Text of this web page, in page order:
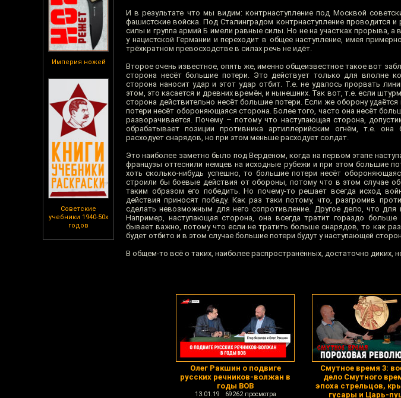
Империя ножей
Советские
учебники 1940-50х
годов
И в результате что мы видим: контрнаступление под Москвой
фашистские войска. Под Сталинградом контрнаступление проводится
силы и группа армий Б имели равные силы. Но не на участках прорыва,
у нацистской Германии и переходит в общее наступление, имея
трёхкратном превосходстве в силах речь не идёт.
Второе очень известное, опять же, именно общеизвестное такое вот
сторона несёт большие потери. Это действует только для вполне
сторона наносит удар и этот удар отбит. Т.е. не удалось прорвать
этом, это касается и древних времён, и нынешних. Так вот, т.е. если
сторона действительно несёт большие потери. Если же оборону
потери несёт обороняющаяся сторона. Более того, часто она несёт
разворачивается. Почему – потому что наступающая сторона,
обрабатывает позиции противника артиллерийским огнём, т.е.
расходует снарядов, но при этом меньше расходует солдат.
Это наиболее заметно было под Верденом, когда на первом этапе
французы оттеснили немцев на исходные рубежи и при этом большие
хоть сколько-нибудь успешно, то большие потери несёт
строили бы боевые действия от обороны, потому что в этом случае
таким образом его победить. Но почему-то решает всегда исход
действия приносят победу. Как раз таки потому, что, разгромив
сделать невозможным для него сопротивление. Другое дело, что
Например, наступающая сторона, она всегда тратит гораздо
бывает важно, потому что если не тратить больше снарядов, то как
будет отбито и в этом случае большие потери будут у наступающей
В общем-то всё о таких, наиболее распространённых, достаточно диких,
Олег Ракшин о подвиге
русских речников-волжан в
годы ВОВ
13.01.19 69262 просмотра
Смутное время 3:
дело Смутного
эпоха стрельцов,
гусары и Царь-